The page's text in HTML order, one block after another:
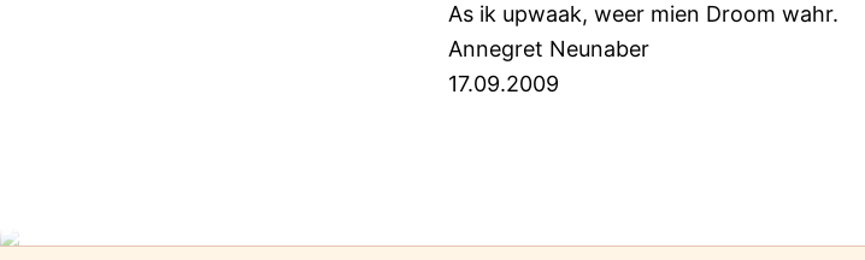
As ik upwaak, weer mien Droom wahr.
Annegret Neunaber
17.09.2009